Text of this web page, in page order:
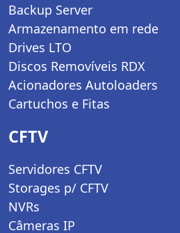
Backup Server
Armazenamento em rede
Drives LTO
Discos Removíveis RDX
Acionadores Autoloaders
Cartuchos e Fitas
CFTV
Servidores CFTV
Storages p/ CFTV
NVRs
Câmeras IP